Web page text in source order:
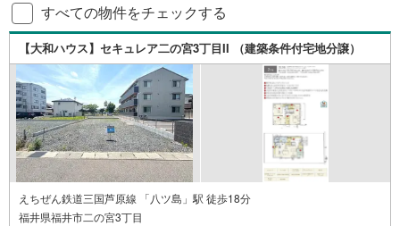
すべての物件をチェックする
【大和ハウス】セキュレア二の宮3丁目II （建築条件付宅地分譲）
えちぜん鉄道三国芦原線 「八ツ島」駅 徒歩18分
福井県福井市二の宮3丁目